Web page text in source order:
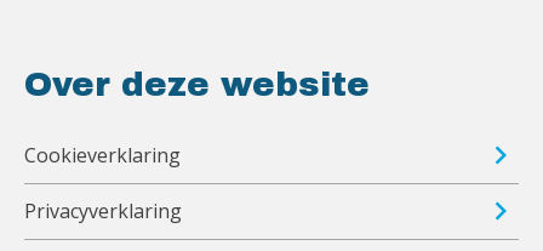
Over deze website
Cookieverklaring
Privacyverklaring